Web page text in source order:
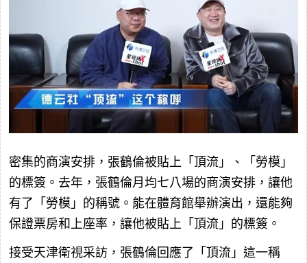
密集的商演安排，張鶴倫被貼上「頂流」、「勞模」
的標簽。去年，張鶴倫月均七八場的商演安排，讓他
有了「勞模」的稱號。能在體育館舉辦演出，還能夠
保證票房和上座率，讓他被貼上「頂流」的標簽。
接受天津衛視采訪，張鶴倫回應了「頂流」這一稱